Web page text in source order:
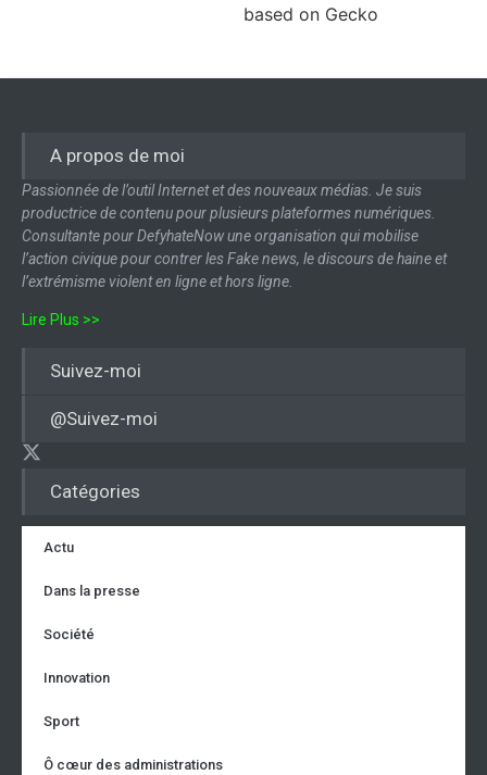
based on Gecko
Catégories
Actu
Dans la presse
Société
Innovation
Sport
Ô cœur des administrations
A propos de moi
Passionnée de l’outil Internet et des nouveaux médias. Je suis
productrice de contenu pour plusieurs plateformes numériques.
Consultante pour DefyhateNow une organisation qui mobilise
l’action civique pour contrer les Fake news, le discours de haine et
l’extrémisme violent en ligne et hors ligne.
Lire Plus >>
Suivez-moi
@Suivez-moi